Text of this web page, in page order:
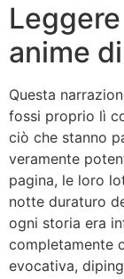
anime
Questa
fossi proprio lì
ciò che stanno
veramente
pagina, le loro
notte duraturo
ogni storia era
completamente
evocativa,